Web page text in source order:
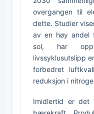
overgangen til
dette. Studier
av en høy andel
sol, har
livssyklusutslipp
forbedret
reduksjon i
Imidlertid er det